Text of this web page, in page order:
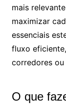
mais
maximizar
essenciais
fluxo
corredores ou
O que